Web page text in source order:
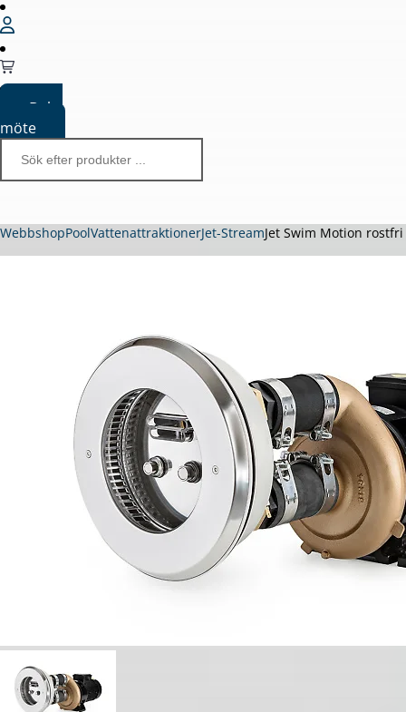
Boka
möte
WebbshopPoolVattenattraktionerJet-StreamJet Swim Motion